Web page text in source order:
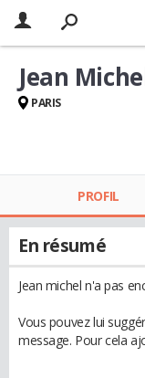
Jean
PARIS
PROFIL
En résumé
Jean michel n'a pas
Vous pouvez lui
message. Pour cela